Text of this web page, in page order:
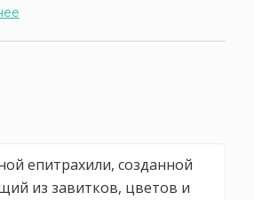
епитрахили, созданной
из завитков, цветов и